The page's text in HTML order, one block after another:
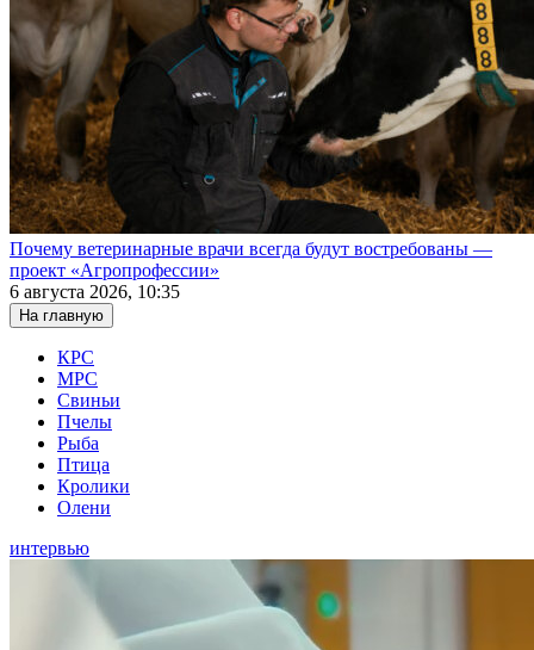
Почему ветеринарные врачи всегда будут востребованы —
проект «Агропрофессии»
6 августа 2026, 10:35
На главную
КРС
МРС
Свиньи
Пчелы
Рыба
Птица
Кролики
Олени
интервью